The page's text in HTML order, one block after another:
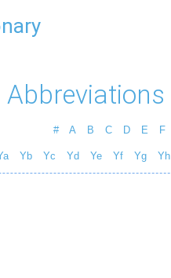
# A B C D E F
Yb Yc Yd Ye Yf Yg Yh